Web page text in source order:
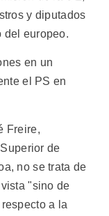
y diputados
del europeo.
en un
el PS en
Freire,
de
no se trata de
"sino de
a la